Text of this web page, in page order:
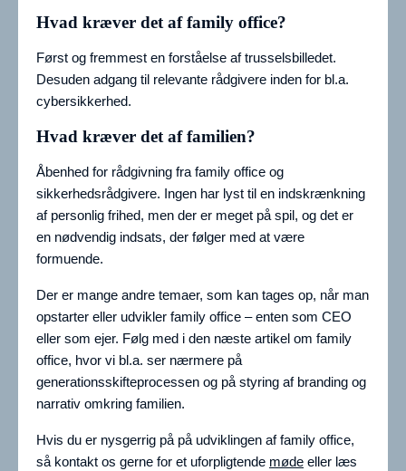
Hvad kræver det af family office?
Først og fremmest en forståelse af trusselsbilledet.
Desuden adgang til relevante rådgivere inden for bl.a.
cybersikkerhed.
Hvad kræver det af familien?
Åbenhed for rådgivning fra family office og
sikkerhedsrådgivere. Ingen har lyst til en indskrænkning
af personlig frihed, men der er meget på spil, og det er
en nødvendig indsats, der følger med at være
formuende.
Der er mange andre temaer, som kan tages op, når man
opstarter eller udvikler family office – enten som CEO
eller som ejer. Følg med i den næste artikel om family
office, hvor vi bl.a. ser nærmere på
generationsskifteprocessen og på styring af branding og
narrativ omkring familien.
Hvis du er nysgerrig på på udviklingen af family office,
så kontakt os gerne for et uforpligtende møde eller læs